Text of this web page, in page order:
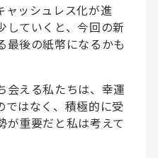
ャッシュレス化が進
していくと、今回の新
最後の紙幣になるかも
会える私たちは、幸運
ではなく、積極的に受
が重要だと私は考えて